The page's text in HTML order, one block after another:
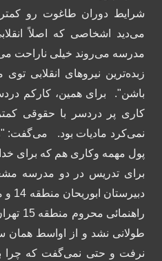
شرایط دوران طاغوت رو
می‌دید اشخاصی که اصلاً
مدرسه می‌روند خیلی ناراحت
زبده‌ترین نیروهای انقلابی
باشن". برای همین، کارکم
کاری پر دردسر با حقوقی
نمی‌کرد مادیات بود.
می‌گفت:
پول مهمه وکاری هم که برای
برای تدریس در دو مدرسه
راهنمائی محروم منطقه 15 تهران.
طولانی نشد و از اواسط همان
نرفت و حتی نمی‌گفت که چرا